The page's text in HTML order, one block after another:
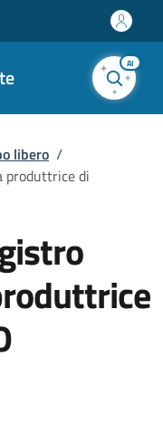
AI
libero /
produttrice di